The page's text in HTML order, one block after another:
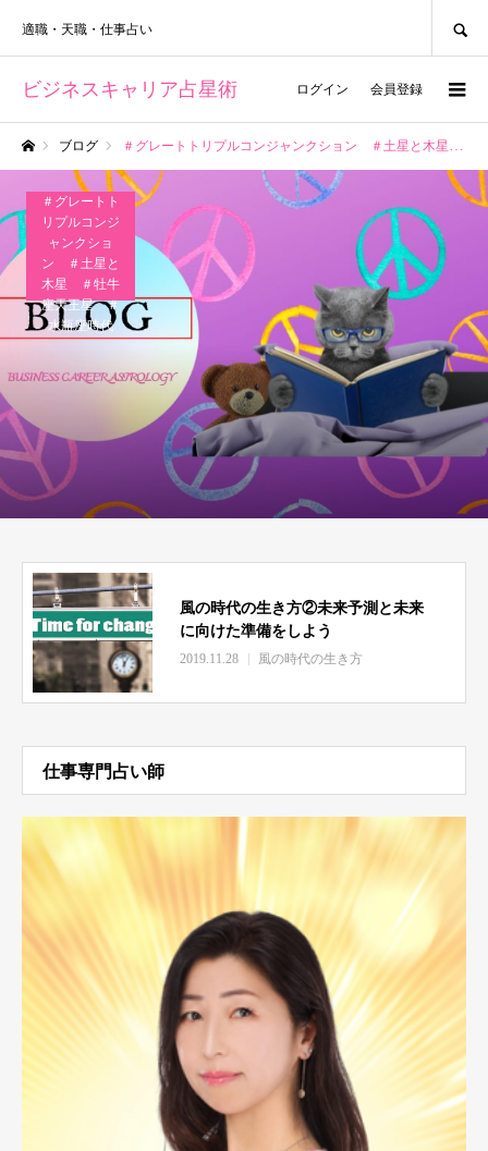
ビジネスキャリア占星術
適職・天職・仕事占い
ログイン 会員登録
ブログ ＃グレートトリプルコンジャンクション ＃土星と木星 ＃牡牛座天王星 ＃水瓶座時代
＃グレートト
リプルコンジ
ャンクショ
ン ＃土星と
木星 ＃牡牛
座天王星 ＃
水瓶座時代
風の時代の生き方②未来予測と未来
に向けた準備をしよう
2019.11.28 風の時代の生き方
仕事専門占い師